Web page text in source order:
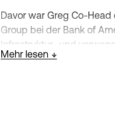
Davor war Greg Co-
Group bei der Bank of
Infrastruktur- und
beriet.
Mehr lesen